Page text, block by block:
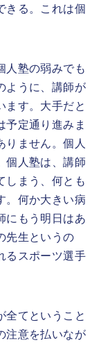
きる。これは個
人塾の弱みでも
ように、講師が
ます。大手だと
予定通り進みま
りません。個人
個人塾は、講師
しまう、何とも
。何か大きい病
にもう明日はあ
先生というの
るスポーツ選手
全てということ
注意を払いなが